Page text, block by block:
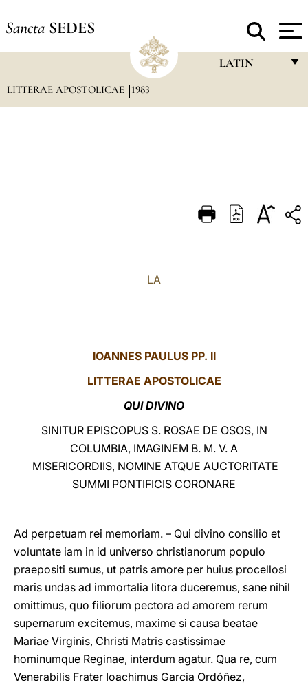
Sancta SEDES
LATIN
DEUTSCH
LITTERAE APOSTOLICAE 1983
LA
IOANNES PAULUS PP. II
LITTERAE APOSTOLICAE
QUI DIVINO
SINITUR EPISCOPUS S. ROSAE DE OSOS, IN
COLUMBIA, IMAGINEM B. M. V. A
MISERICORDIIS, NOMINE ATQUE AUCTORITATE
SUMMI PONTIFICIS CORONARE
Ad perpetuam rei memoriam. – Qui divino consilio et
voluntate iam in id universo christianorum populo
praepositi sumus, ut patris amore per huius procellosi
maris undas ad immortalia litora duceremus, sane nihil
omittimus, quο filiorum pectοra ad amorem rerum
supernarum excitemus, maxime si causa beatae
Mariae Virginis, Christi Matris castissimae
hominumque Reginae, interdum agatur. Qua re, cum
Venerabilis Frater Ioachimus Garcia Ordóñez,